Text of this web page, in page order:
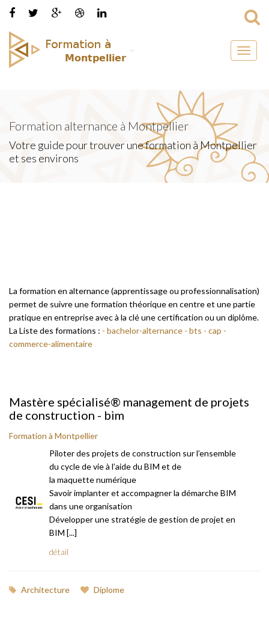
Toggle
Formation alternance à Montpellier
Votre guide pour trouver une formation à Montpellier
et ses environs
La formation en alternance (apprentissage ou professionnalisation)
permet de suivre une formation théorique en centre et une partie
pratique en entreprise avec à la clé une certification ou un diplôme.
La Liste des formations : - bachelor-alternance - bts - cap -
commerce-alimentaire
Mastère spécialisé® management de projets
de construction - bim
Formation à Montpellier
Piloter des projets de construction sur l’ensemble
du cycle de vie à l’aide du BIM et de
la maquette numérique
Savoir implanter et accompagner la démarche BIM
dans une organisation
Développer une stratégie de gestion de projet en
BIM [...]
détail
Architecture Diplome